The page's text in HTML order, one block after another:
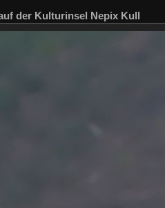
der Kulturinsel Nepix Kull